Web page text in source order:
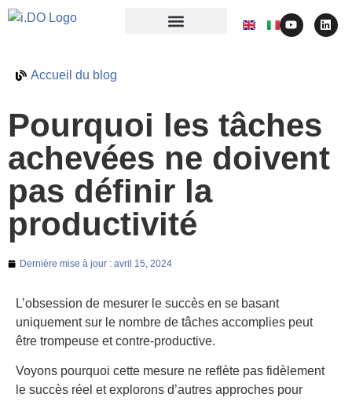
Accueil du blog
Pourquoi les tâches
achevées ne doivent
pas définir la
productivité
Dernière mise à jour : avril 15, 2024
L’obsession de mesurer le succès en se basant
uniquement sur le nombre de tâches accomplies peut
être trompeuse et contre-productive.
Voyons pourquoi cette mesure ne reflète pas fidèlement
le succès réel et explorons d’autres approches pour